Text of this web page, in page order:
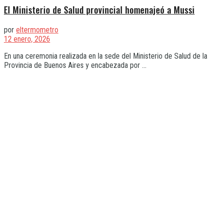
El Ministerio de Salud provincial homenajeó a Mussi
por eltermometro
12 enero, 2026
En una ceremonia realizada en la sede del Ministerio de Salud de la
Provincia de Buenos Aires y encabezada por ...